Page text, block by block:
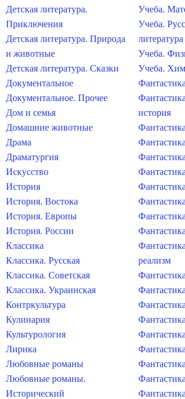
Детская литература.
Приключения
Детская литература. Природа
и животные
Детская литература. Сказки
Документальное
Документальное. Прочее
Дом и семья
Домашние животные
Драма
Драматургия
Искусство
История
История. Востока
История. Европы
История. России
Классика
Классика. Русская
Классика. Советская
Классика. Украинская
Контркультура
Кулинария
Культурология
Лирика
Любовные романы
Любовные романы.
Исторический
Учеба.
Учеба.
литература
Учеба.
Учеба.
Фантастика
история
реализм